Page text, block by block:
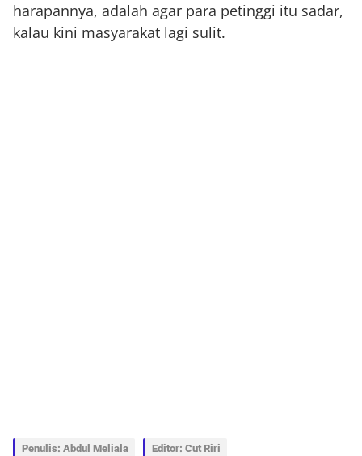
harapannya, adalah agar para petinggi itu sadar,
kalau kini masyarakat lagi sulit.
Penulis: Abdul Meliala Editor: Cut Riri